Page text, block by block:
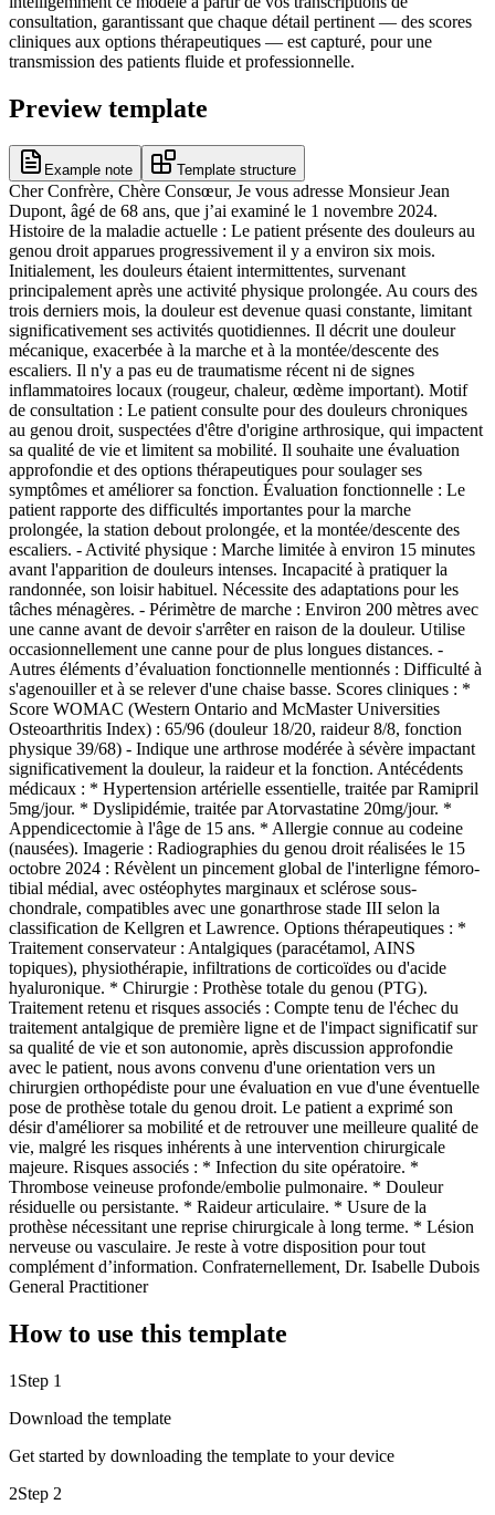
consultation, garantissant que chaque détail pertinent — des scores
cliniques aux options thérapeutiques — est capturé, pour une
transmission des patients fluide et professionnelle.
Preview template
Example note Template structure
Cher Confrère, Chère Consœur, Je vous adresse Monsieur Jean
Dupont, âgé de 68 ans, que j’ai examiné le 1 novembre 2024.
Histoire de la maladie actuelle : Le patient présente des douleurs au
genou droit apparues progressivement il y a environ six mois.
Initialement, les douleurs étaient intermittentes, survenant
principalement après une activité physique prolongée. Au cours des
trois derniers mois, la douleur est devenue quasi constante, limitant
significativement ses activités quotidiennes. Il décrit une douleur
mécanique, exacerbée à la marche et à la montée/descente des
escaliers. Il n'y a pas eu de traumatisme récent ni de signes
inflammatoires locaux (rougeur, chaleur, œdème important). Motif
de consultation : Le patient consulte pour des douleurs chroniques
au genou droit, suspectées d'être d'origine arthrosique, qui impactent
sa qualité de vie et limitent sa mobilité. Il souhaite une évaluation
approfondie et des options thérapeutiques pour soulager ses
symptômes et améliorer sa fonction. Évaluation fonctionnelle : Le
patient rapporte des difficultés importantes pour la marche
prolongée, la station debout prolongée, et la montée/descente des
escaliers. - Activité physique : Marche limitée à environ 15 minutes
avant l'apparition de douleurs intenses. Incapacité à pratiquer la
randonnée, son loisir habituel. Nécessite des adaptations pour les
tâches ménagères. - Périmètre de marche : Environ 200 mètres avec
une canne avant de devoir s'arrêter en raison de la douleur. Utilise
occasionnellement une canne pour de plus longues distances. -
Autres éléments d’évaluation fonctionnelle mentionnés : Difficulté à
s'agenouiller et à se relever d'une chaise basse. Scores cliniques : *
Score WOMAC (Western Ontario and McMaster Universities
Osteoarthritis Index) : 65/96 (douleur 18/20, raideur 8/8, fonction
physique 39/68) - Indique une arthrose modérée à sévère impactant
significativement la douleur, la raideur et la fonction. Antécédents
médicaux : * Hypertension artérielle essentielle, traitée par Ramipril
5mg/jour. * Dyslipidémie, traitée par Atorvastatine 20mg/jour. *
Appendicectomie à l'âge de 15 ans. * Allergie connue au codeine
(nausées). Imagerie : Radiographies du genou droit réalisées le 15
octobre 2024 : Révèlent un pincement global de l'interligne fémoro-
tibial médial, avec ostéophytes marginaux et sclérose sous-
chondrale, compatibles avec une gonarthrose stade III selon la
classification de Kellgren et Lawrence. Options thérapeutiques : *
Traitement conservateur : Antalgiques (paracétamol, AINS
topiques), physiothérapie, infiltrations de corticoïdes ou d'acide
hyaluronique. * Chirurgie : Prothèse totale du genou (PTG).
Traitement retenu et risques associés : Compte tenu de l'échec du
traitement antalgique de première ligne et de l'impact significatif sur
sa qualité de vie et son autonomie, après discussion approfondie
avec le patient, nous avons convenu d'une orientation vers un
chirurgien orthopédiste pour une évaluation en vue d'une éventuelle
pose de prothèse totale du genou droit. Le patient a exprimé son
désir d'améliorer sa mobilité et de retrouver une meilleure qualité de
vie, malgré les risques inhérents à une intervention chirurgicale
majeure. Risques associés : * Infection du site opératoire. *
Thrombose veineuse profonde/embolie pulmonaire. * Douleur
résiduelle ou persistante. * Raideur articulaire. * Usure de la
prothèse nécessitant une reprise chirurgicale à long terme. * Lésion
nerveuse ou vasculaire. Je reste à votre disposition pour tout
complément d’information. Confraternellement, Dr. Isabelle Dubois
General Practitioner
How to use this template
1 Step 1
Download the template
Get started by downloading the template to your device
2Step 2